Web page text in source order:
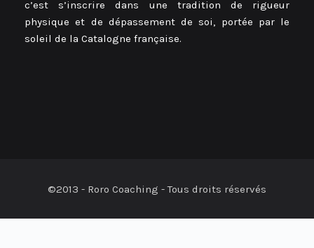
c’est s’inscrire dans une tradition de rigueur
physique et de dépassement de soi, portée par le
soleil de la Catalogne française.
©2013 - Roro Coaching - Tous droits réservés